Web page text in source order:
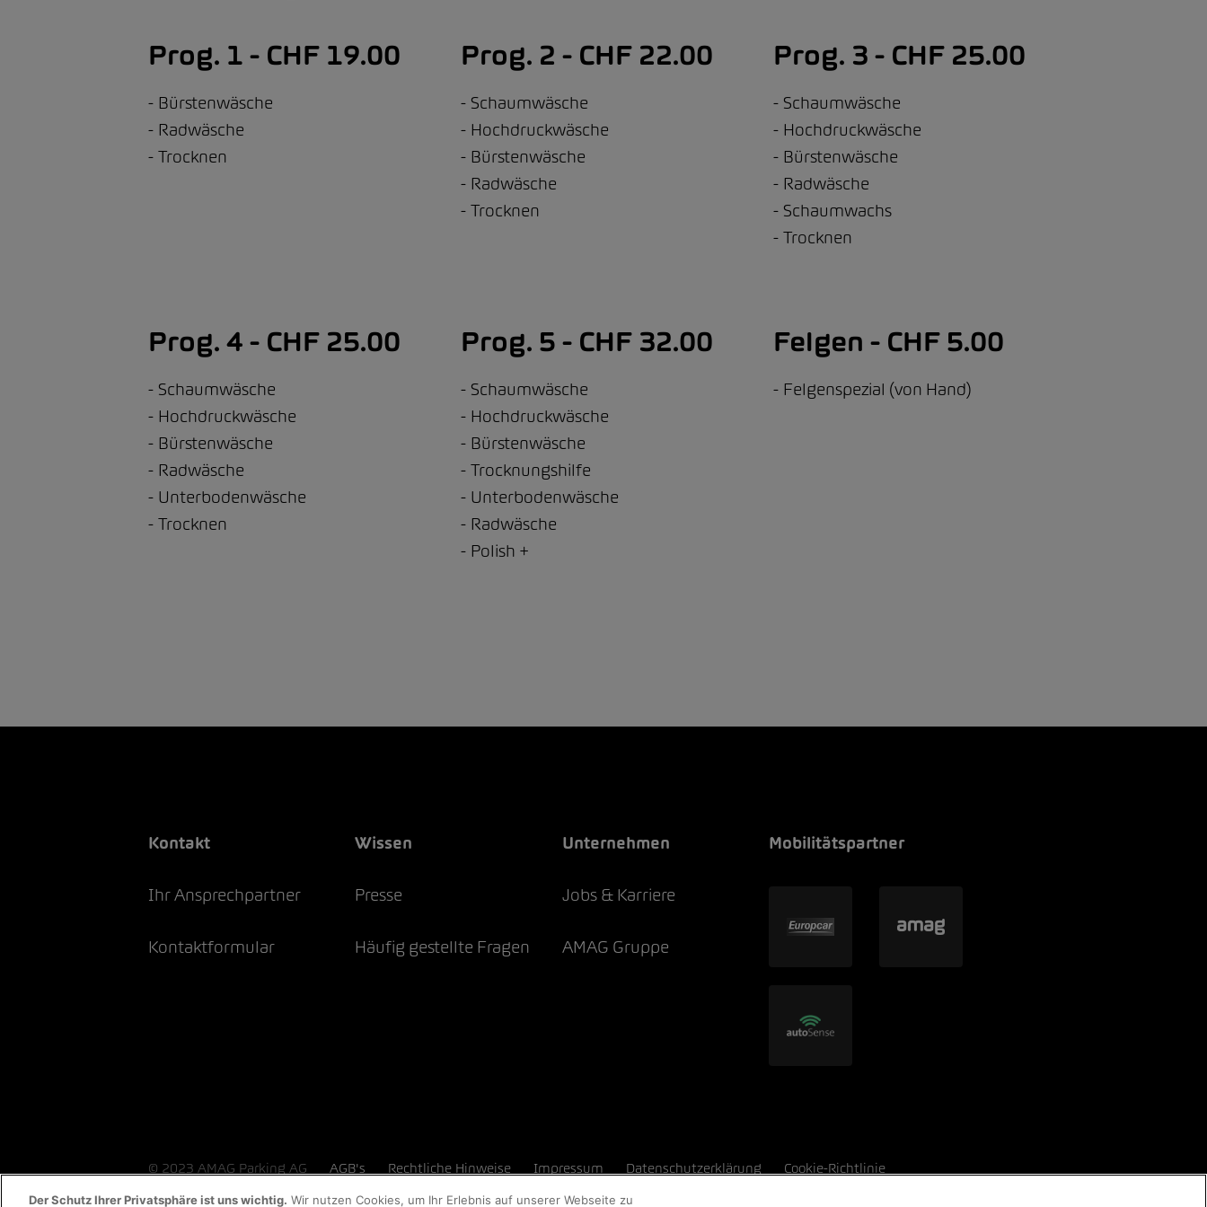
Prog. 1 - CHF 19.00
Bürstenwäsche
Radwäsche
Trocknen
Prog. 2 - CHF 22.00
Schaumwäsche
Hochdruckwäsche
Bürstenwäsche
Radwäsche
Trocknen
Prog. 3 - CHF 25.00
Schaumwäsche
Hochdruckwäsche
Bürstenwäsche
Radwäsche
Schaumwachs
Trocknen
Prog. 4 - CHF 25.00
Schaumwäsche
Hochdruckwäsche
Bürstenwäsche
Radwäsche
Unterbodenwäsche
Trocknen
Prog. 5 - CHF 32.00
Schaumwäsche
Hochdruckwäsche
Bürstenwäsche
Trocknungshilfe
Unterbodenwäsche
Radwäsche
Polish +
Felgen - CHF 5.00
Felgenspezial (von Hand)
Kontakt
Ihr Ansprechpartner
Kontaktformular
Wissen
Presse
Häufig gestellte Fragen
Unternehmen
Jobs & Karriere
AMAG Gruppe
Mobilitätspartner
© 2023 AMAG Parking AG AGB's Rechtliche Hinweise Impressum Datenschutzerklärung Cookie-Richtlinie
Der Schutz Ihrer Privatsphäre ist uns wichtig. Wir nutzen Cookies, um Ihr Erlebnis auf unserer Webseite zu